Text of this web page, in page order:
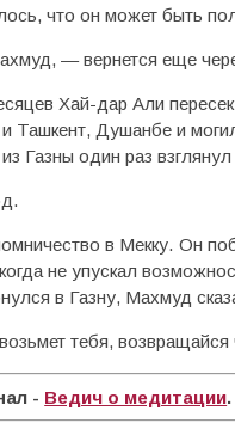
что он может быть
— вернется еще
Хай-дар Али
Душанбе и
Газны один раз взглянул
в Мекку. Он
не упускал
в Газну, Махмуд
тебя, возвращайся
- Ведич о медитации